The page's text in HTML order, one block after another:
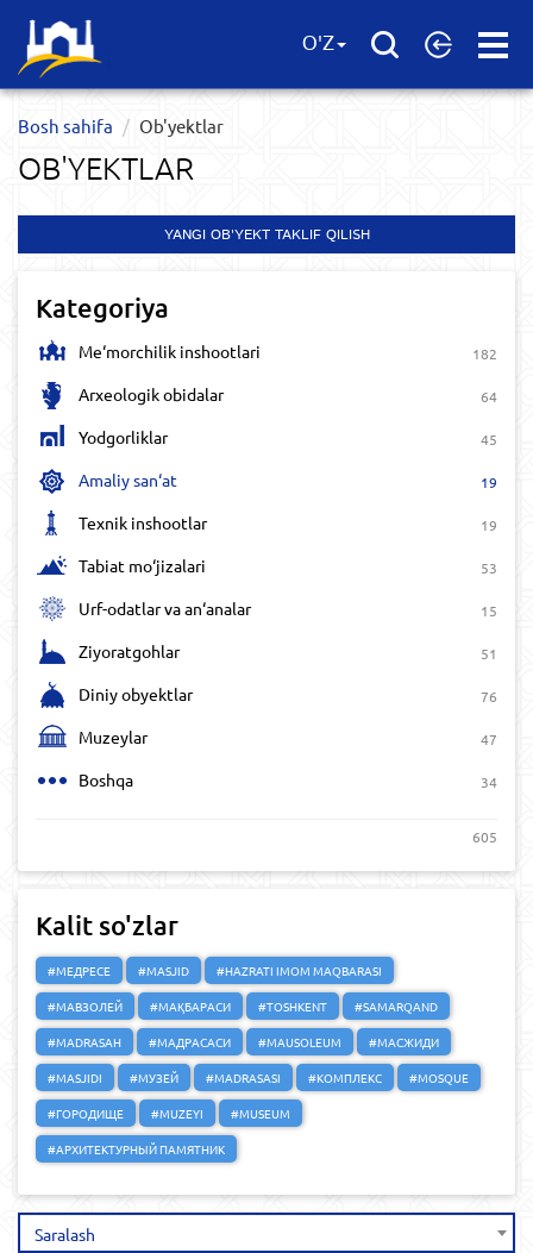
Open
O'Z
Bosh sahifa Ob'yektlar​
OB'YEKTLAR​
YANGI OB'YEKT TAKLIF QILISH
Kategoriya
Me‘morchilik inshootlari 182
Arxeologik obidalar 64
Yodgorliklar 45
Amaliy san‘at 19
Texnik inshootlar 19
Tabiat mo‘jizalari 53
Urf-odatlar va an‘analar 15
Ziyoratgohlar 51
Diniy obyektlar 76
Muzeylar 47
Boshqa 34
605
Kalit so'zlar
#МЕДРЕСЕ #MASJID
#HAZRATI IMOM MAQBARASI
#МАВЗОЛЕЙ
#МАҚБАРАСИ #TOSHKENT
#SAMARQAND
#MADRASAH
#МАДРАСАСИ #MAUSOLEUM
#МАСЖИДИ
#MASJIDI
#МУЗЕЙ #MADRASASI #КОМПЛЕКС
#MOSQUE
#ГОРОДИЩЕ
#MUZEYI
#MUSEUM
#АРХИТЕКТУРНЫЙ ПАМЯТНИК
Saralash